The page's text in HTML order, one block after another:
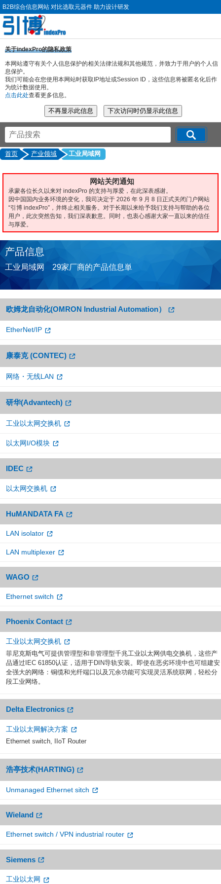
B2B综合信息网站 对比选取元器件 助力设计研发
关于indexPro的隐私政策
本网站遵守有关个人信息保护的相关法律法规和其他规范，并致力于用户的个人信
息保护。
我们可能会在您使用本网站时获取IP地址或Session ID，这些信息将被匿名化后作
为统计数据使用。
点击此处查看更多信息。
首页 产业领域 工业局域网
网站关闭通知
承蒙各位长久以来对 indexPro 的支持与厚爱，在此深表感谢。
因中国国内业务环境的变化，我司决定于 2026 年 9 月 8 日正式关闭门户网站
“引博 indexPro”，并终止相关服务。对于长期以来给予我们支持与帮助的各位
用户，此次突然告知，我们深表歉意。同时，也衷心感谢大家一直以来的信任
与厚爱。
产品信息
工业局域网 29家厂商的产品信息単
欧姆龙自动化(OMRON Industrial Automation）
EtherNet/IP
康泰克 (CONTEC)
网络・无线LAN
研华(Advantech)
工业以太网交换机
以太网I/O模块
IDEC
以太网交换机
HuMANDATA FA
LAN isolator
LAN multiplexer
WAGO
Ethernet switch
Phoenix Contact
工业以太网交换机
菲尼克斯电气可提供管理型和非管理型千兆工业以太网供电交换机，这些产
品通过IEC 61850认证，适用于DIN导轨安装。即使在恶劣环境中也可组建安
全强大的网络：铜缆和光纤端口以及冗余功能可实现灵活系统联网，轻松分
段工业网络。
Delta Electronics
工业以太网解决方案
Ethernet switch, IIoT Router
浩亭技术(HARTING)
Unmanaged Ethernet sitch
Wieland
Ethernet switch / VPN industrial router
Siemens
工业以太网